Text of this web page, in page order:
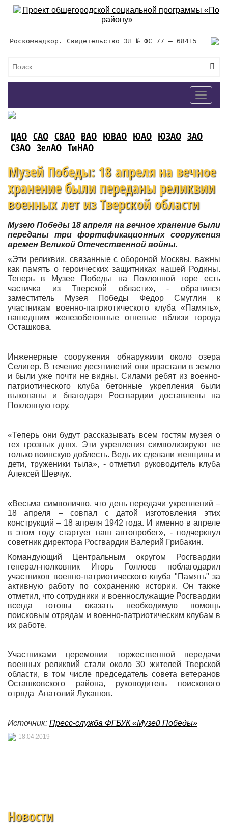
Роскомнадзор. Свидетельство ЭЛ № ФС 77 – 68415
Toggle
ЦАО САО СВАО ВАО ЮВАО ЮАО ЮЗАО ЗАО
СЗАО ЗелАО ТиНАО
Музей Победы: 18 апреля на вечное
хранение были переданы реликвии
военных лет из Тверской области
Музею Победы 18 апреля на вечное хранение были
переданы три фортификационных сооружения
времен Великой Отечественной войны.
«Эти реликвии, связанные с обороной Москвы, важны
как память о героических защитниках нашей Родины.
Теперь в Музее Победы на Поклонной горе есть
частичка из Тверской области», - обратился
заместитель Музея Победы Федор Смуглин к
участникам военно-патриотического клуба «Память»,
нашедшим железобетонные огневые вблизи города
Осташкова.
Инженерные сооружения обнаружили около озера
Селигер. В течение десятилетий они врастали в землю
и были уже почти не видны. Силами ребят из военно-
патриотического клуба бетонные укрепления были
выкопаны и благодаря Росгвардии доставлены на
Поклонную гору.
«Теперь они будут рассказывать всем гостям музея о
тех грозных днях. Эти укрепления символизируют не
только воинскую доблесть. Ведь их сделали женщины и
дети, труженики тыла», - отметил руководитель клуба
Алексей Шевчук.
«Весьма символично, что день передачи укреплений –
18 апреля – совпал с датой изготовления этих
конструкций – 18 апреля 1942 года. И именно в апреле
в этом году стартует наш автопробег», - подчеркнул
советник директора Росгвардии Валерий Грибакин.
Командующий Центральным округом Росгвардии
генерал-полковник Игорь Голлоев поблагодарил
участников военно-патриотического клуба "Память" за
активную работу по сохранению истории. Он также
отметил, что сотрудники и военнослужащие Росгвардии
всегда готовы оказать необходимую помощь
поисковым отрядам и военно-патриотическим клубам в
их работе.
Участниками церемонии торжественной передачи
военных реликвий стали около 30 жителей Тверской
области, в том числе председатель совета ветеранов
Осташковского района, руководитель поискового
отряда Анатолий Лукашов.
Источник: Пресс-служба ФГБУК «Музей Победы»
18.04.2019
Новости